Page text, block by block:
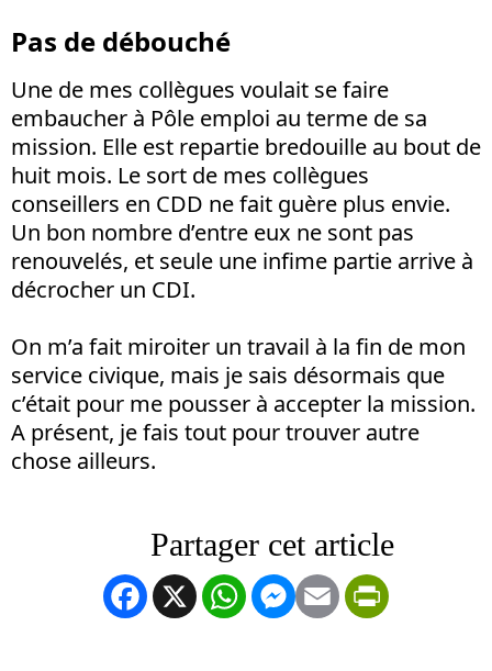
Pas de débouché
Une de mes collègues voulait se faire
embaucher à Pôle emploi au terme de sa
mission. Elle est repartie bredouille au bout de
huit mois. Le sort de mes collègues
conseillers en CDD ne fait guère plus envie.
Un bon nombre d’entre eux ne sont pas
renouvelés, et seule une infime partie arrive à
décrocher un CDI.
On m’a fait miroiter un travail à la fin de mon
service civique, mais je sais désormais que
c’était pour me pousser à accepter la mission.
A présent, je fais tout pour trouver autre
chose ailleurs.
Facebook
X WhatsApp
Messenger
Email